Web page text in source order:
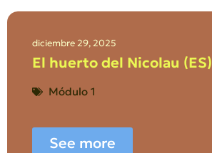
diciembre 29, 2025
El huerto del Nicolau (ES)
Módulo 1
See more